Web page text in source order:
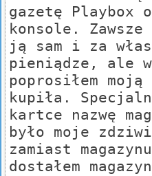
gazetę Playbox
konsole. Zawsze
ją sam i za
pieniądze, ale
poprosiłem
kupiła.
kartce nazwę
było moje
zamiast
dostałem